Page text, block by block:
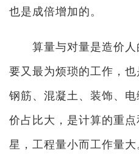
也是成倍增加的。
算量与对量是造价人
要又最为烦琐的工作，也
钢筋、混凝土、装饰、
价占比大，是计算的重
星，工程量小而工作量大